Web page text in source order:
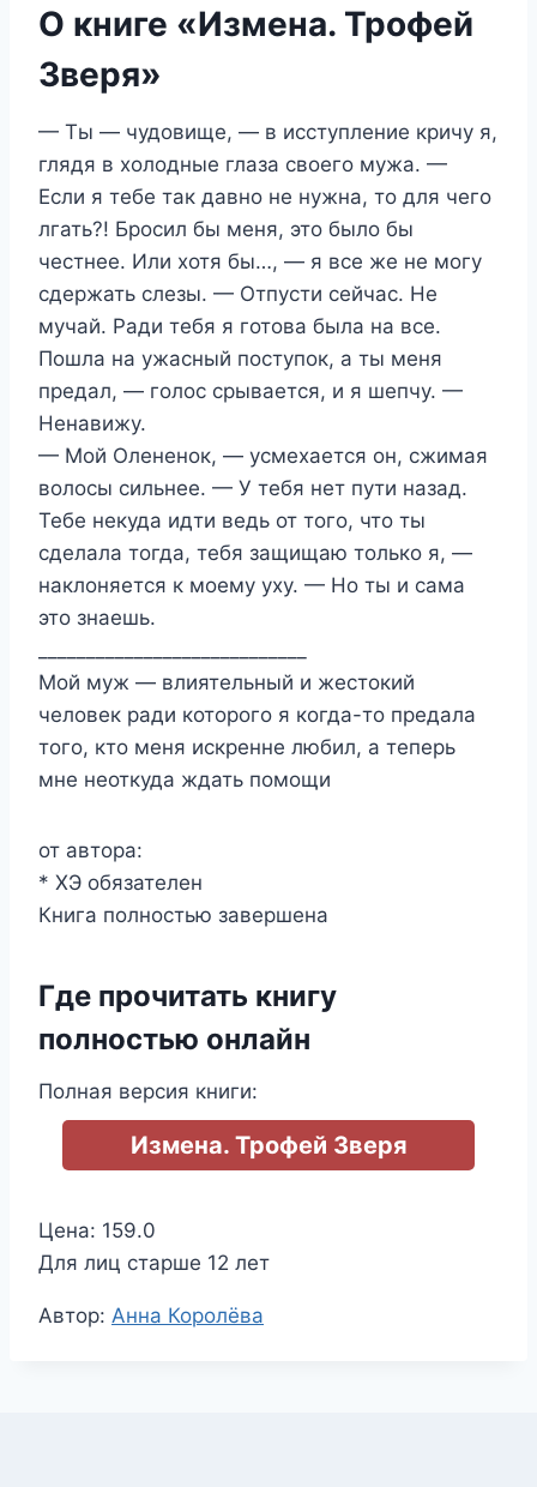
О книге «Измена. Трофей
Зверя»
— Ты — чудовище, — в исступление кричу я,
глядя в холодные глаза своего мужа. —
Если я тебе так давно не нужна, то для чего
лгать?! Бросил бы меня, это было бы
честнее. Или хотя бы…, — я все же не могу
сдержать слезы. — Отпусти сейчас. Не
мучай. Ради тебя я готова была на все.
Пошла на ужасный поступок, а ты меня
предал, — голос срывается, и я шепчу. —
Ненавижу.
— Мой Олененок, — усмехается он, сжимая
волосы сильнее. — У тебя нет пути назад.
Тебе некуда идти ведь от того, что ты
сделала тогда, тебя защищаю только я, —
наклоняется к моему уху. — Но ты и сама
это знаешь.
Мой муж — влиятельный и жестокий
человек ради которого я когда-то предала
того, кто меня искренне любил, а теперь
мне неоткуда ждать помощи
от автора:
* ХЭ обязателен
Книга полностью завершена
Где прочитать книгу
полностью онлайн
Полная версия книги:
Измена. Трофей Зверя
Цена: 159.0
Для лиц старше 12 лет
Метки
Автор: Анна Королёва